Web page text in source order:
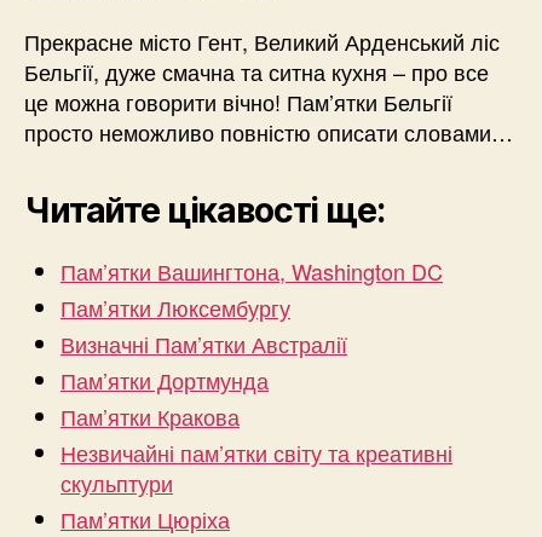
Прекрасне місто Гент, Великий Арденський ліс
Бельгії, дуже смачна та ситна кухня – про все
це можна говорити вічно! Пам’ятки Бельгії
просто неможливо повністю описати словами…
Читайте цікавості ще:
Пам’ятки Вашингтона, Washington DC
Пам’ятки Люксембургу
Визначні Пам’ятки Австралії
Пам’ятки Дортмунда
Пам’ятки Кракова
Незвичайні пам’ятки світу та креативні
скульптури
Пам’ятки Цюріха